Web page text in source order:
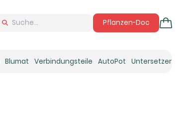
Pflanzen-Doc
Blumat Verbindungsteile AutoPot Untersetzer